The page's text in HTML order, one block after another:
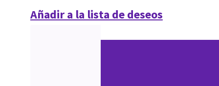
Añadir a la lista de deseos